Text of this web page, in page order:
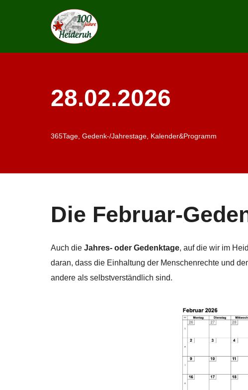
28.02.2026
365Tage Gedenk-/Jahrestage Kalender&Programm
Die Februar-
Auch die Jahres- oder Gedenktage, auf die wir im
daran, dass die Einhaltung der Menschenrechte und
andere als selbstverständlich sind.